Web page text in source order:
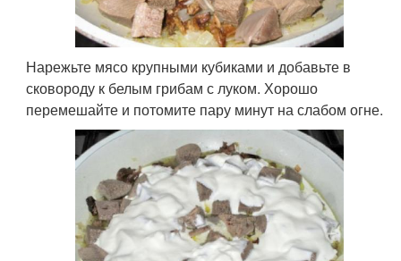
Нарежьте мясо крупными кубиками и добавьте в
сковороду к белым грибам с луком. Хорошо
перемешайте и потомите пару минут на слабом огне.